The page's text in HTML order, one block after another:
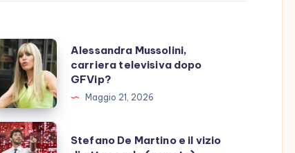
Alessandra Mussolini,
carriera televisiva dopo
GFVip?
Maggio 21, 2026
Stefano De Martino e il vizio